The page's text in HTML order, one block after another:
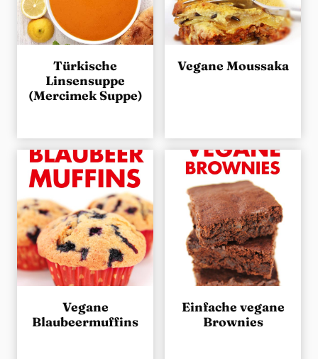
Türkische
Linsensuppe
(Mercimek Suppe)
Vegane Moussaka
Vegane
Blaubeermuffins
Einfache vegane
Brownies